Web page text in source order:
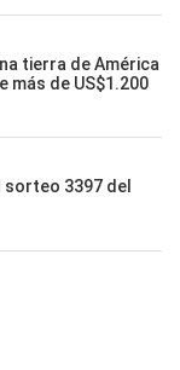
tierra de América
más de US$1.200
3397 del